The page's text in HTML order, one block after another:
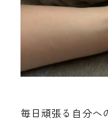
毎日頑張る自分へ